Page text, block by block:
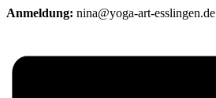
Anmeldung: nina@yoga-art-esslingen.de